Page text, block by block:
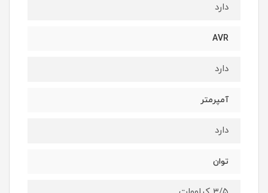
دارد
AVR
دارد
آمپرمتر
دارد
توان